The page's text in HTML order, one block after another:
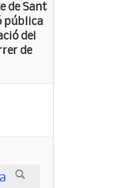
de Sant
pública
del
de